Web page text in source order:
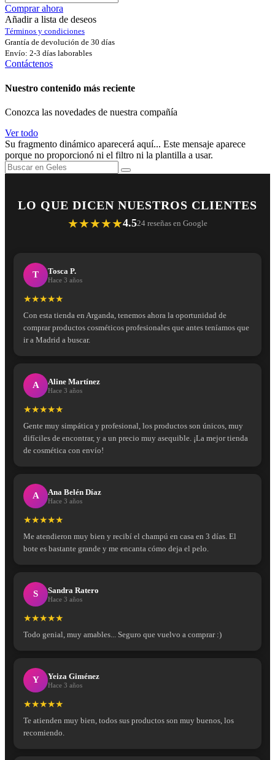
Comprar ahora
Añadir a lista de deseos
Términos y condiciones
Grantía de devolución de 30 días
Envío: 2-3 días laborables
Contáctenos
Nuestro contenido más reciente
Conozca las novedades de nuestra compañía
Ver todo
Su fragmento dinámico aparecerá aquí... Este mensaje aparece
porque no proporcionó ni el filtro ni la plantilla a usar.
LO QUE DICEN NUESTROS CLIENTES
★★★★★4.524 reseñas en Google
T Tosca P.
Hace 3 años
★★★★★
Con esta tienda en Arganda, tenemos ahora la oportunidad de
comprar productos cosméticos profesionales que antes teníamos que
ir a Madrid a buscar.
A Aline Martínez
Hace 3 años
★★★★★
Gente muy simpática y profesional, los productos son únicos, muy
difíciles de encontrar, y a un precio muy asequible. ¡La mejor tienda
de cosmética con envío!
A Ana Belén Díaz
Hace 3 años
★★★★★
Me atendieron muy bien y recibí el champú en casa en 3 días. El
bote es bastante grande y me encanta cómo deja el pelo.
S Sandra Ratero
Hace 3 años
★★★★★
Todo genial, muy amables... Seguro que vuelvo a comprar :)
Y Yeiza Giménez
Hace 3 años
★★★★★
Te atienden muy bien, todos sus productos son muy buenos, los
recomiendo.